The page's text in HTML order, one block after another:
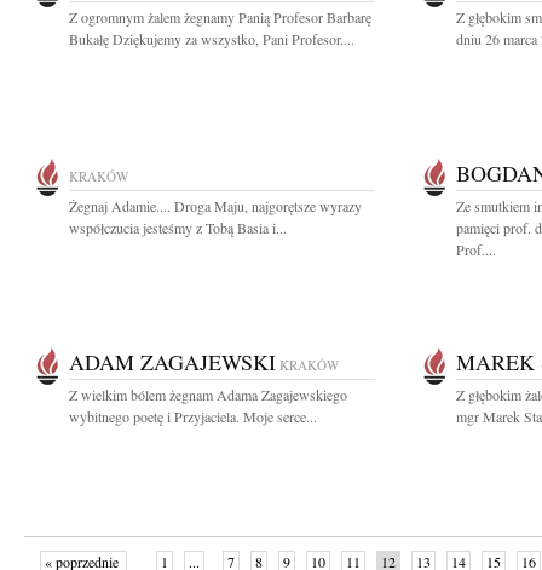
Z ogromnym żalem żegnamy Panią Profesor Barbarę
Bukałę Dziękujemy za wszystko, Pani Profesor....
Z głębokim
dniu 26 marca
KRAKÓW
Żegnaj Adamie.... Droga Maju, najgorętsze wyrazy
współczucia jesteśmy z Tobą Basia i...
Ze smutkiem
pamięci prof.
Prof....
ADAM ZAGAJEWSKI KRAKÓW
Z wielkim bólem żegnam Adama Zagajewskiego
wybitnego poetę i Przyjaciela. Moje serce...
MAREK
Z głębokim
mgr Marek
« poprzednie 1 ... 7 8 9 10 11 12 13 14 15 16